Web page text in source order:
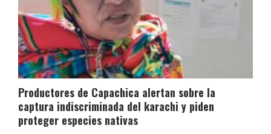
Productores de Capachica alertan sobre la
captura indiscriminada del karachi y piden
proteger especies nativas